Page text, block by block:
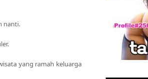
nanti.
yang ramah keluarga